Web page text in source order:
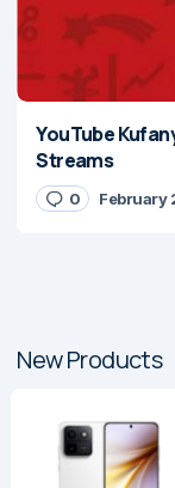
YouTube
Streams
0 February
New Products